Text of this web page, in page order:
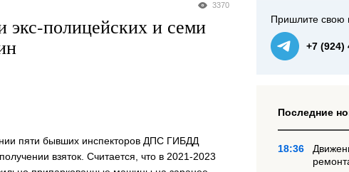
3370
экс-полицейских и семи
пяти бывших инспекторов ДПС ГИБДД
взяток. Считается, что в 2021-2023
Пришлите свою
+7 (924)
Последние
18:36